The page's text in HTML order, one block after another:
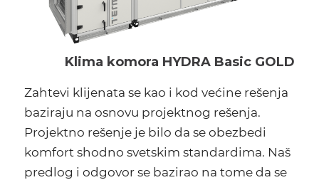
Klima komora HYDRA Basic GOLD
Zahtevi klijenata se kao i kod većine rešenja
baziraju na osnovu projektnog rešenja.
Projektno rešenje je bilo da se obezbedi
komfort shodno svetskim standardima. Naš
predlog i odgovor se bazirao na tome da se